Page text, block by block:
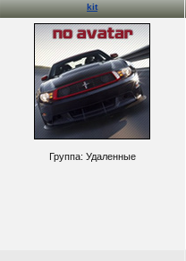
kit
Группа: Удаленные